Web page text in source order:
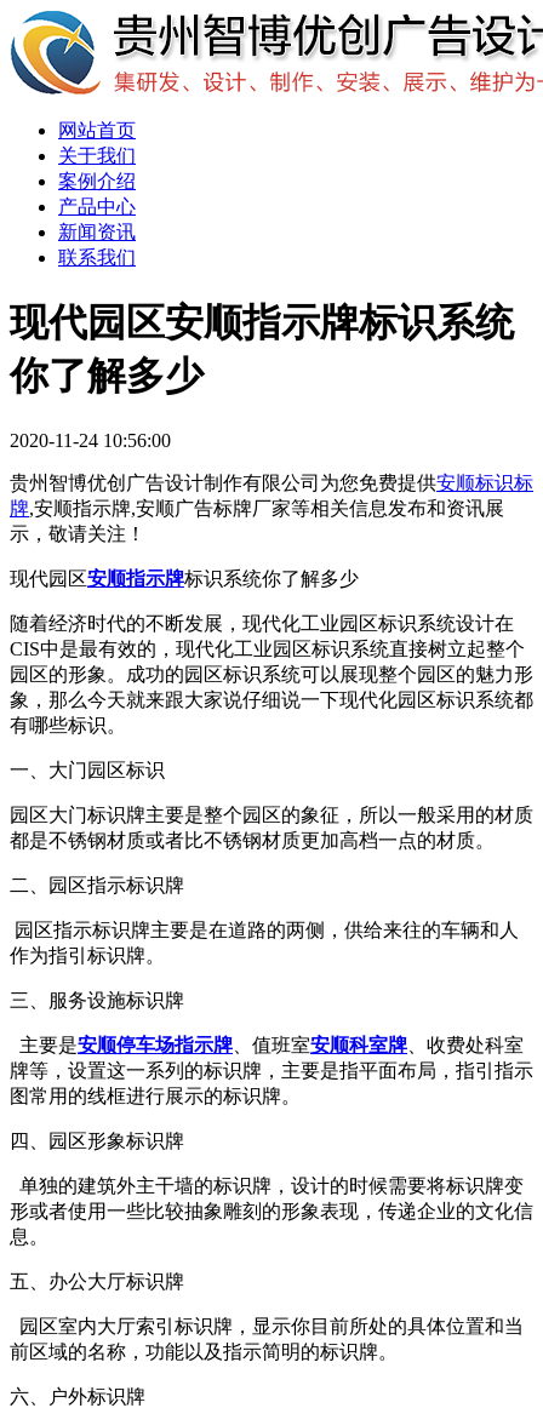
网站首页
关于我们
案例介绍
产品中心
新闻资讯
联系我们
现代园区安顺指示牌标识系统
你了解多少
2020-11-24 10:56:00
贵州智博优创广告设计制作有限公司为您免费提供安顺标识标
牌,安顺指示牌,安顺广告标牌厂家等相关信息发布和资讯展
示，敬请关注！
现代园区安顺指示牌标识系统你了解多少
随着经济时代的不断发展，现代化工业园区标识系统设计在
CIS中是最有效的，现代化工业园区标识系统直接树立起整个
园区的形象。成功的园区标识系统可以展现整个园区的魅力形
象，那么今天就来跟大家说仔细说一下现代化园区标识系统都
有哪些标识。
一、大门园区标识
园区大门标识牌主要是整个园区的象征，所以一般采用的材质
都是不锈钢材质或者比不锈钢材质更加高档一点的材质。
二、园区指示标识牌
园区指示标识牌主要是在道路的两侧，供给来往的车辆和人
作为指引标识牌。
三、服务设施标识牌
主要是安顺停车场指示牌 、值班室安顺科室牌 、收费处科室
牌等，设置这一系列的标识牌，主要是指平面布局，指引指示
图常用的线框进行展示的标识牌。
四、园区形象标识牌
单独的建筑外主干墙的标识牌，设计的时候需要将标识牌变
形或者使用一些比较抽象雕刻的形象表现，传递企业的文化信
息。
五、办公大厅标识牌
园区室内大厅索引标识牌，显示你目前所处的具体位置和当
前区域的名称，功能以及指示简明的标识牌。
六、户外标识牌